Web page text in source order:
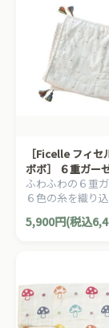
［Ficelle フィセ
ボボ］ ６重ガー
ふわふわの６重
６色の糸を織り
クロス柄を表現
ットです。
5,900円(税込